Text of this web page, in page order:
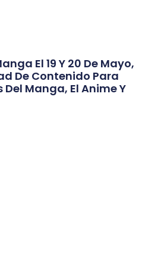
El 19 Y 20 De Mayo,
De Contenido Para
Manga, El Anime Y